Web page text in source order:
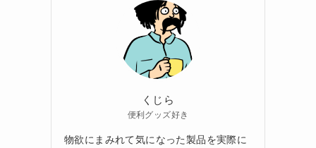
くじら
便利グッズ好き
物欲にまみれて気になった製品を実際に